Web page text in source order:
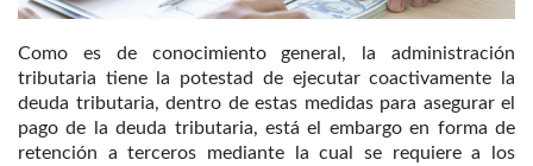
Como es de conocimiento general, la administración
tributaria tiene la potestad de ejecutar coactivamente la
deuda tributaria, dentro de estas medidas para asegurar el
pago de la deuda tributaria, está el embargo en forma de
retención a terceros mediante la cual se requiere a los